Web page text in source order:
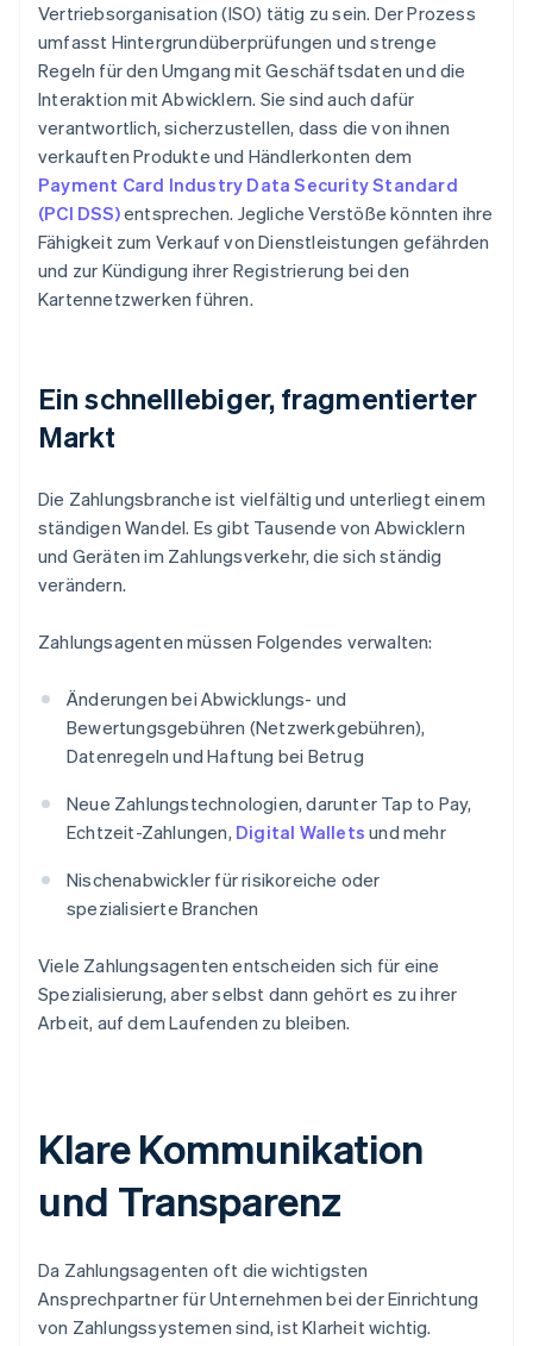
Vertriebsorganisation (ISO) tätig zu sein. Der Prozess
umfasst Hintergrundüberprüfungen und strenge
Regeln für den Umgang mit Geschäftsdaten und die
Interaktion mit Abwicklern. Sie sind auch dafür
verantwortlich, sicherzustellen, dass die von ihnen
verkauften Produkte und Händlerkonten dem
Payment Card Industry Data Security Standard
(PCI DSS)entsprechen. Jegliche Verstöße könnten ihre
Fähigkeit zum Verkauf von Dienstleistungen gefährden
und zur Kündigung ihrer Registrierung bei den
Kartennetzwerken führen.
Ein schnelllebiger, fragmentierter
Markt
Die Zahlungsbranche ist vielfältig und unterliegt einem
ständigen Wandel. Es gibt Tausende von Abwicklern
und Geräten im Zahlungsverkehr, die sich ständig
verändern.
Zahlungsagenten müssen Folgendes verwalten:
Änderungen bei Abwicklungs- und
Bewertungsgebühren (Netzwerkgebühren),
Datenregeln und Haftung bei Betrug
Neue Zahlungstechnologien, darunter Tap to Pay,
Echtzeit-Zahlungen, Digital Wallets und mehr
Nischenabwickler für risikoreiche oder
spezialisierte Branchen
Viele Zahlungsagenten entscheiden sich für eine
Spezialisierung, aber selbst dann gehört es zu ihrer
Arbeit, auf dem Laufenden zu bleiben.
Klare Kommunikation
und Transparenz
Da Zahlungsagenten oft die wichtigsten
Ansprechpartner für Unternehmen bei der Einrichtung
von Zahlungssystemen sind, ist Klarheit wichtig.